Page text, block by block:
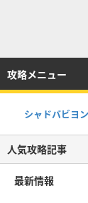
攻略メニュー
シャドバビヨ
人気攻略記事
最新情報